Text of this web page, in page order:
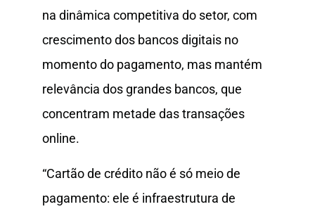
na dinâmica competitiva do setor, com
crescimento dos bancos digitais no
momento do pagamento, mas mantém
relevância dos grandes bancos, que
concentram metade das transações
online.
“Cartão de crédito não é só meio de
pagamento: ele é infraestrutura de